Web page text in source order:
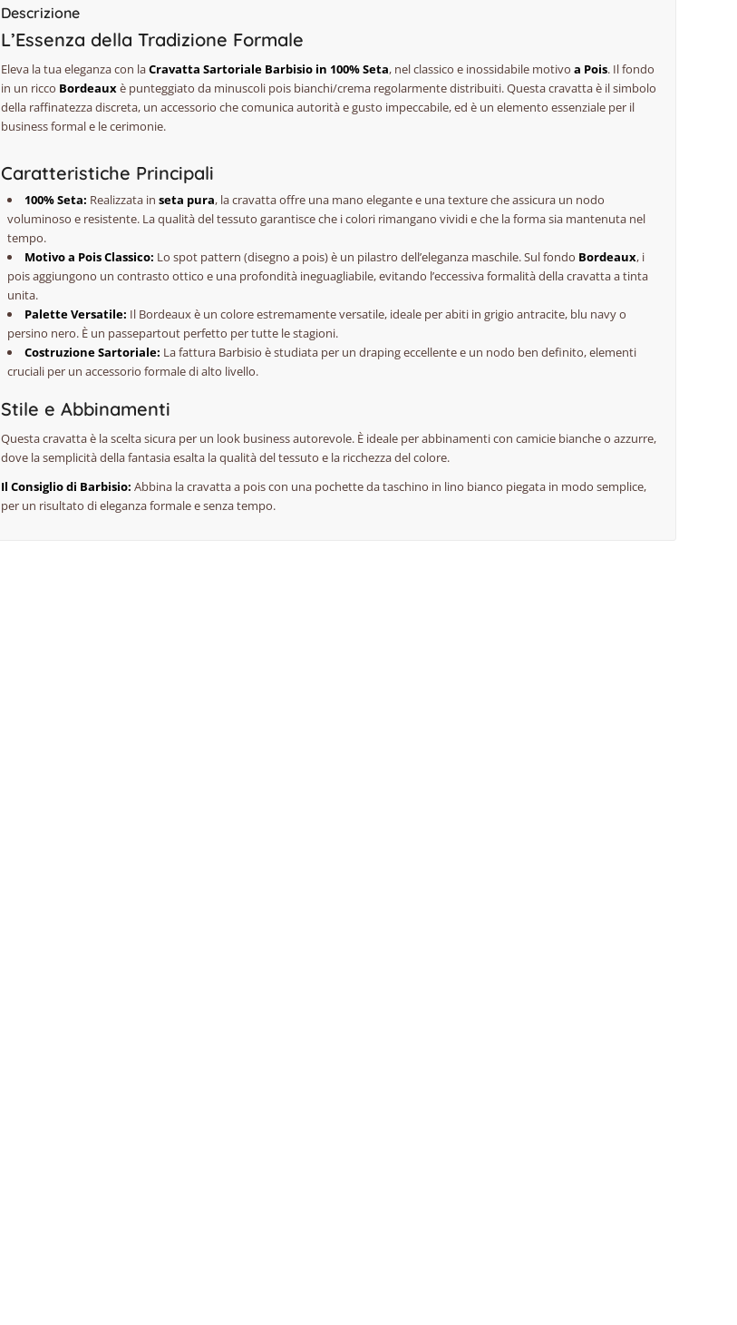
Descrizione
L’Essenza della Tradizione Formale
Eleva la tua eleganza con laCravatta Sartoriale Barbisio in 100% Seta, nel classico e inossidabile motivoa Pois. Il fondo
in un ricco Bordeauxè punteggiato da minuscoli pois bianchi/crema regolarmente distribuiti. Questa cravatta è il simbolo
della raffinatezza discreta, un accessorio che comunica autorità e gusto impeccabile, ed è un elemento essenziale per il
business formale le cerimonie.
Caratteristiche Principali
100% Seta: Realizzata inseta pura, la cravatta offre una mano elegante e una texture che assicura un nodo
voluminoso e resistente. La qualità del tessuto garantisce che i colori rimangano vividi e che la forma sia mantenuta nel
tempo.
Motivo a Pois Classico: Lospot pattern (disegno a pois) è un pilastro dell’eleganza maschile. Sul fondo Bordeaux, i
pois aggiungono un contrasto ottico e una profondità ineguagliabile, evitando l’eccessiva formalità della cravatta a tinta
unita.
Palette Versatile: Il Bordeaux è un colore estremamente versatile, ideale per abiti in grigio antracite, blu navy o
persino nero. È un passepartout perfetto per tutte le stagioni.
Costruzione Sartoriale: La fattura Barbisio è studiata per undrapingeccellente e un nodo ben definito, elementi
cruciali per un accessorio formale di alto livello.
Stile e Abbinamenti
Questa cravatta è la scelta sicura per un look business autorevole. È ideale per abbinamenti con camicie bianche o azzurre,
dove la semplicità della fantasia esalta la qualità del tessuto e la ricchezza del colore.
Il Consiglio di Barbisio: Abbina la cravatta a pois con una pochette da taschino in lino bianco piegata in modo semplice,
per un risultato di eleganza formale e senza tempo.